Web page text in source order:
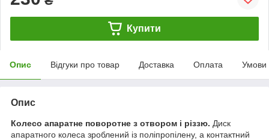
Купити
Опис Відгуки про товар Доставка Оплата Умови
Опис
Колесо апаратне поворотне з отвором і різзю. Диск
апаратного колеса зроблений із поліпропілену, а контактний